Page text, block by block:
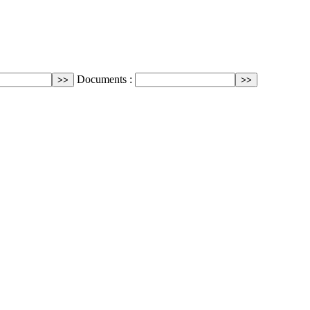
Documents :